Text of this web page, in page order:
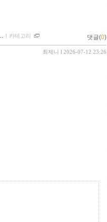
ｌ 카테고리 댓글(0)
최제니 l 2026-07-12 23:26